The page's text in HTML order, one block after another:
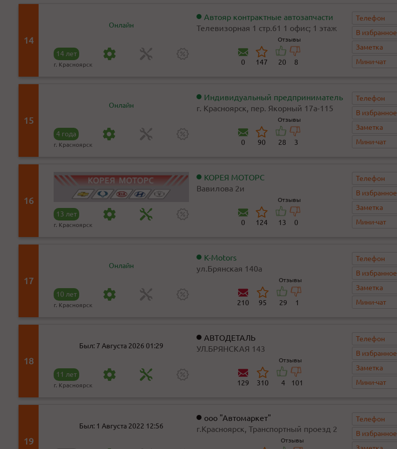
14
Онлайн
14 лет
г. Красноярск
Автояр контрактные автозапчасти
Телевизорная 1 стр.61 1 офис; 1 этаж
0 147
Отзывы
20 8
Телефон
В избранное
Заметка
Мини-чат
15
Онлайн
4 года
г. Красноярск
Индивидуальный предприниматель
г. Красноярск, пер. Якорный 17а-115
0 90
Отзывы
28 3
Телефон
В избранное
Заметка
Мини-чат
16
13 лет
г. Красноярск
КОРЕЯ МОТОРС
Вавилова 2и
0 124
Отзывы
13 0
Телефон
В избранное
Заметка
Мини-чат
17
Онлайн
10 лет
г. Красноярск
K-Motors
ул.Брянская 140а
210 95
Отзывы
29 1
Телефон
В избранное
Заметка
Мини-чат
18
Был: 7 Августа 2026 01:29
11 лет
г. Красноярск
АВТОДЕТАЛЬ
УЛ.БРЯНСКАЯ 143
129 310
Отзывы
4 101
Телефон
В избранное
Заметка
Мини-чат
19
Был: 1 Августа 2022 12:56
ооо "Автомаркет"
г.Красноярск, Транспортный проезд 2
Отзывы
Телефон
В избранное